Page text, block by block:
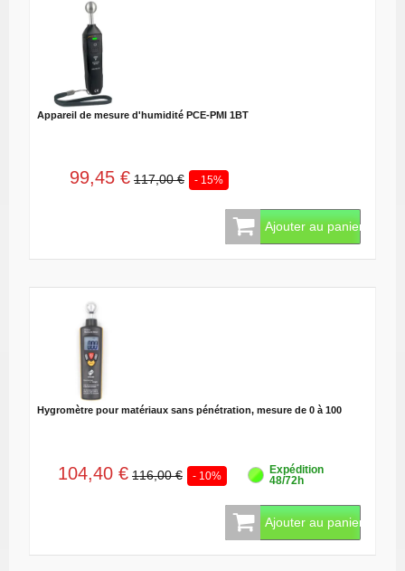
Appareil de mesure d'humidité PCE-PMI 1BT
99,45 € 117,00 € - 15%
Ajouter au panier
Hygromètre pour matériaux sans pénétration, mesure de 0 à 100
104,40 € 116,00 € - 10%
Expédition
48/72h
Ajouter au panier